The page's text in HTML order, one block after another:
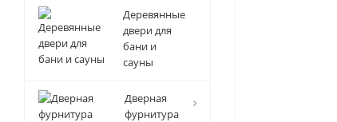
Деревянные
двери для
бани и
сауны
Дверная
фурнитура